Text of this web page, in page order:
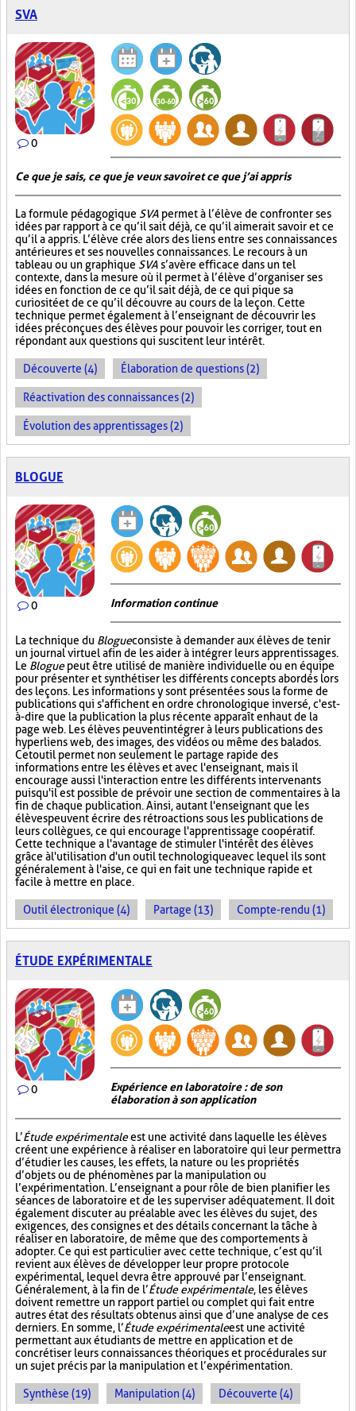
SVA
0
Ce que je sais, ce que je veux savoir et ce que j’ai appris
La formule pédagogique SVA permet à l’élève de confronter ses
idées par rapport à ce qu’il sait déjà, ce qu’il aimerait savoir et ce
qu’il a appris. L’élève crée alors des liens entre ses connaissances
antérieures et ses nouvelles connaissances. Le recours à un
tableau ou un graphique SVA s’avère efficace dans un tel
contexte, dans la mesure où il permet à l’élève d’organiser ses
idées en fonction de ce qu’il sait déjà, de ce qui pique sa
curiosité et de ce qu’il découvre au cours de la leçon. Cette
technique permet également à l’enseignant de découvrir les
idées préconçues des élèves pour pouvoir les corriger, tout en
répondant aux questions qui suscitent leur intérêt.
Découverte (4) Élaboration de questions (2)
Réactivation des connaissances (2)
Évolution des apprentissages (2)
BLOGUE
0 Information continue
La technique du Blogueconsiste à demander aux élèves de tenir
un journal virtuel afin de les aider à intégrer leurs apprentissages.
Le Bloguepeut être utilisé de manière individuelle ou en équipe
pour présenter et synthétiser les différents concepts abordés lors
des leçons. Les informations y sont présentées sous la forme de
publications qui s'affichent en ordre chronologique inversé, c'est-
à-dire que la publication la plus récente apparaît en haut de la
page web. Les élèves peuvent intégrer à leurs publications des
hyperliens web, des images, des vidéos ou même des balados.
Cet outil permet non seulement le partage rapide des
informations entre les élèves et avec l'enseignant, mais il
encourage aussi l'interaction entre les différents intervenants
puisqu'il est possible de prévoir une section de commentaires à la
fin de chaque publication. Ainsi, autant l'enseignant que les
élèves peuvent écrire des rétroactions sous les publications de
leurs collègues, ce qui encourage l'apprentissage coopératif.
Cette technique a l'avantage de stimuler l'intérêt des élèves
grâce à l'utilisation d'un outil technologique avec lequel ils sont
généralement à l'aise, ce qui en fait une technique rapide et
facile à mettre en place.
Outil électronique (4) Partage (13) Compte-rendu (1)
ÉTUDE EXPÉRIMENTALE
0
Expérience en laboratoire : de son
élaboration à son application
L’Étude expérimentaleest une activité dans laquelle les élèves
créent une expérience à réaliser en laboratoire qui leur permettra
d’étudier les causes, les effets, la nature ou les propriétés
d’objets ou de phénomènes par la manipulation ou
l’expérimentation. L’enseignant a pour rôle de bien planifier les
séances de laboratoire et de les superviser adéquatement. Il doit
également discuter au préalable avec les élèves du sujet, des
exigences, des consignes et des détails concernant la tâche à
réaliser en laboratoire, de même que des comportements à
adopter. Ce qui est particulier avec cette technique, c’est qu’il
revient aux élèves de développer leur propre protocole
expérimental, lequel devra être approuvé par l’enseignant.
Généralement, à la fin de l’Étude expérimentale, les élèves
doivent remettre un rapport partiel ou complet qui fait entre
autres état des résultats obtenus ainsi que d’une analyse de ces
derniers. En somme, l’Étude expérimentaleest une activité
permettant aux étudiants de mettre en application et de
concrétiser leurs connaissances théoriques et procédurales sur
un sujet précis par la manipulation et l’expérimentation.
Synthèse (19) Manipulation (4) Découverte (4)